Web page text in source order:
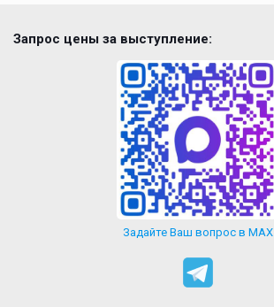
Запрос цены за выступление:
Задайте Ваш вопрос в MAX